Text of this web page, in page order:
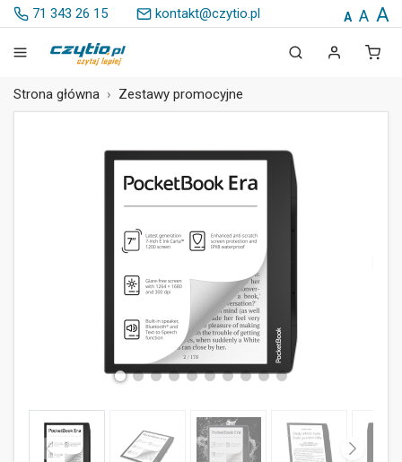
71 343 26 15 kontakt@czytio.pl A A A
Strona główna Zestawy promocyjne